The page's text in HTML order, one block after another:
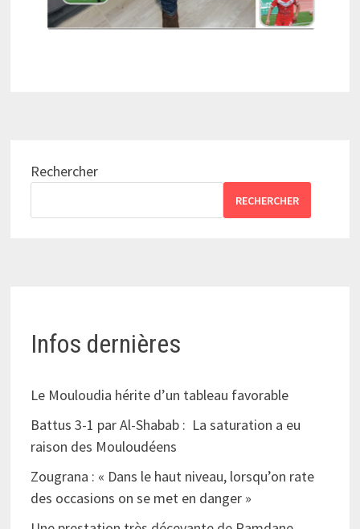
Rechercher
RECHERCHER
Infos dernières
Le Mouloudia hérite d’un tableau favorable
Battus 3-1 par Al-Shabab : La saturation a eu
raison des Mouloudéens
Zougrana : « Dans le haut niveau, lorsqu’on rate
des occasions on se met en danger »